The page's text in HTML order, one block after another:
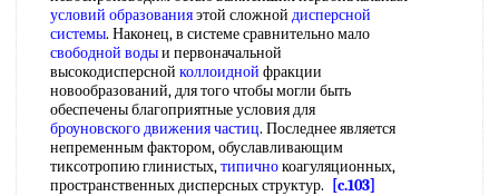
условий образованияэтой сложной дисперсной
системы. Наконец, в системе сравнительно мало
свободной водыи первоначальной
высокодисперсной коллоидной фракции
новообразований, для того чтобы могли быть
обеспечены благоприятные условия для
броуновского движения частиц. Последнее является
непременным фактором, обуславливающим
тиксотропию глинистых,типичнокоагуляционных,
пространственных дисперсных структур.
[c.103]